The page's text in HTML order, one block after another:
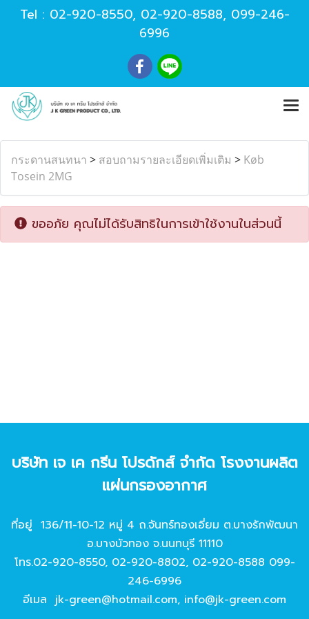
Tel : 02-920-8550, 02-920-8588, 099-246-
6996
กระดานสนทนา > สอบถามรายละเอียดเพิ่มเติม > Køb
Tosein 2MG
ขออภัย คุณไม่ได้รับสิทธิในการเข้าใช้งานในส่วนนี้
บริษัท เจ เค กรีน โปรดักส์ จํากัด โรงงานผลิต
แผ่นกรองอากาศ
ที่อยู่ 136/11-10-12 หมู่ 4 ถ.จันทร์ทองเอี่ยม ต.บางรักพัฒนา
อ.บางบัวทอง จ.นนทบุรี 11110
โทร.02-920-8550, 02-920-8802, 02-920-8588 099-
246-6996
อีเมล jk-green@hotmail.com, info@jk-green.com